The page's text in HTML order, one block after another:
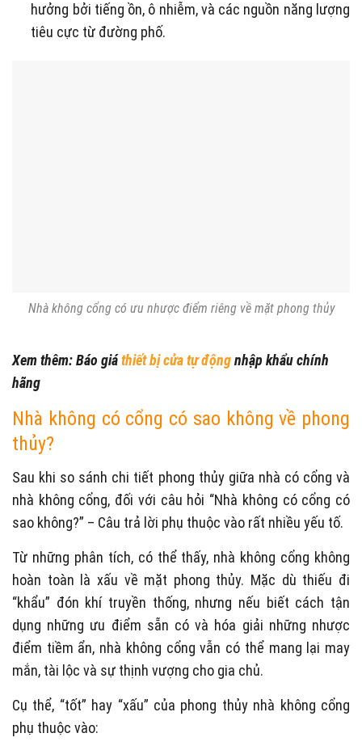
hưởng bởi tiếng ồn, ô nhiễm, và các nguồn năng lượng
tiêu cực từ đường phố.
Nhà không cổng có ưu nhược điểm riêng về mặt phong thủy
Xem thêm: Báo giáthiết bị cửa tự độngnhập khẩu chính
hãng
Nhà không có cổng có sao không về phong
thủy?
Sau khi so sánh chi tiết phong thủy giữa nhà có cổng và
nhà không cổng, đối với câu hỏi “Nhà không có cổng có
sao không?” – Câu trả lời phụ thuộc vào rất nhiều yếu tố.
Từ những phân tích, có thể thấy, nhà không cổng không
hoàn toàn là xấu về mặt phong thủy. Mặc dù thiếu đi
“khẩu” đón khí truyền thống, nhưng nếu biết cách tận
dụng những ưu điểm sẵn có và hóa giải những nhược
điểm tiềm ẩn, nhà không cổng vẫn có thể mang lại may
mắn, tài lộc và sự thịnh vượng cho gia chủ.
Cụ thể, “tốt” hay “xấu” của phong thủy nhà không cổng
phụ thuộc vào: